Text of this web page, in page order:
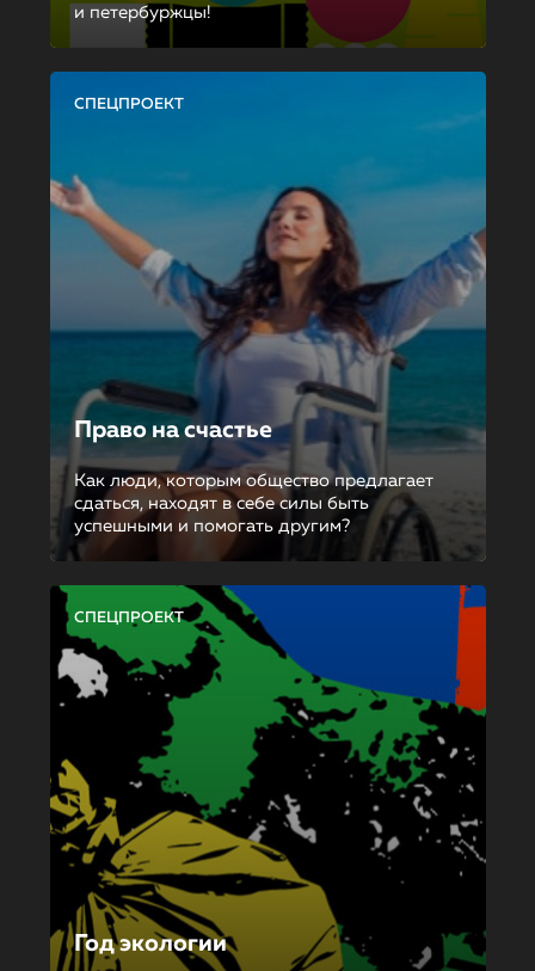
и петербуржцы!
СПЕЦПРОЕКТ
Право на счастье
Как люди, которым общество предлагает
сдаться, находят в себе силы быть
успешными и помогать другим?
СПЕЦПРОЕКТ
Год экологии